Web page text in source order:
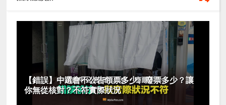
【錯誤】中選會不公告領票多少、廢票多少？讓
你無從核對？不符實際狀況